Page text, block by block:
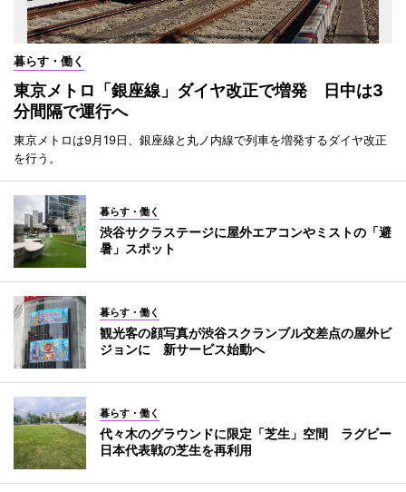
暮らす・働く
東京メトロ「銀座線」ダイヤ改正で増発 日中は3
分間隔で運行へ
東京メトロは9月19日、銀座線と丸ノ内線で列車を増発するダイヤ改正
を行う。
暮らす・働く
渋谷サクラステージに屋外エアコンやミストの「避
暑」スポット
暮らす・働く
観光客の顔写真が渋谷スクランブル交差点の屋外ビ
ジョンに 新サービス始動へ
暮らす・働く
代々木のグラウンドに限定「芝生」空間 ラグビー
日本代表戦の芝生を再利用